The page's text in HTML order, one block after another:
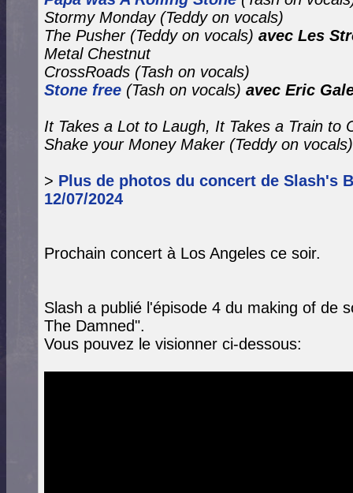
Stormy Monday (Teddy on vocals)
The Pusher (Teddy on vocals) avec Les
Metal Chestnut
CrossRoads (Tash on vocals)
Stone free (Tash on vocals) avec Eric
It Takes a Lot to Laugh, It Takes a Train to
Shake your Money Maker (Teddy on vocals)
> Plus de photos du concert de Slash's
12/07/2024
Prochain concert à Los Angeles ce soir.
Slash a publié l'épisode 4 du making of de
The Damned".
Vous pouvez le visionner ci-dessous: